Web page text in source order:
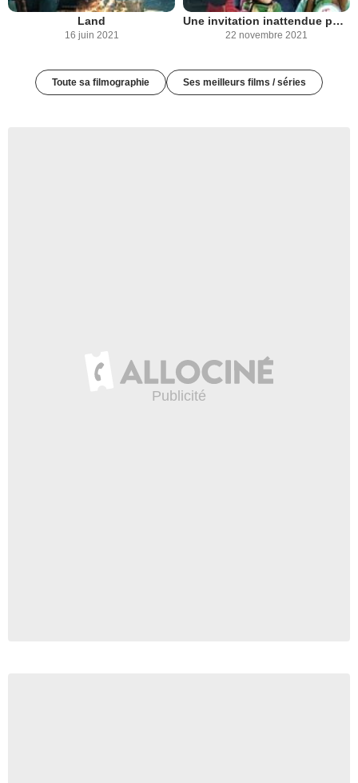
Land
16 juin 2021
Une invitation inattendue pour Noël
22 novembre 2021
Toute sa filmographie Ses meilleurs films / séries